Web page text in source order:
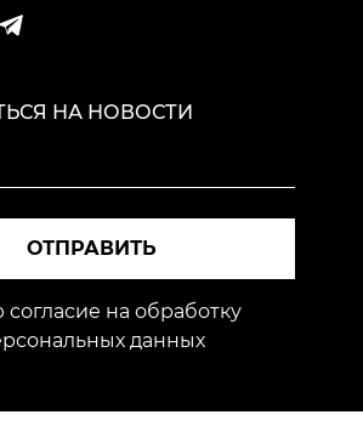
НА НОВОСТИ
ОТПРАВИТЬ
на обработку
данных